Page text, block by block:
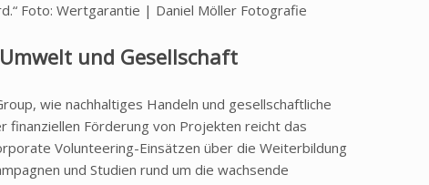
Foto: Wertgarantie | Daniel Möller Fotografie
und Gesellschaft
wie nachhaltiges Handeln und gesellschaftliche
finanziellen Förderung von Projekten reicht das
Volunteering-Einsätzen über die Weiterbildung
und Studien rund um die wachsende